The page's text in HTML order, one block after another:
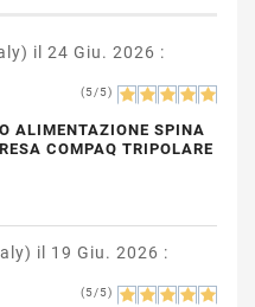
il 24 Giu. 2026 :
(5/5)
ALIMENTAZIONE SPINA
COMPAQ TRIPOLARE
il 19 Giu. 2026 :
(5/5)